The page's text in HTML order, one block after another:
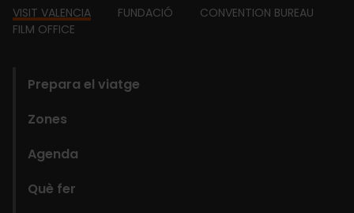
Footer
VISIT VALENCIA FUNDACIÓ
CONVENTION BUREAU
FILM OFFICE
Prepara el viatge
Zones
Agenda
Què fer